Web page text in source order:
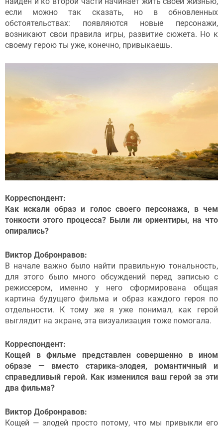
если можно так сказать, но в обновленных
обстоятельствах: появляются новые персонажи,
возникают свои правила игры, развитие сюжета. Но к
своему герою ты уже, конечно, привыкаешь.
Корреспондент:
Как искали образ и голос своего персонажа, в чем
тонкости этого процесса? Были ли ориентиры, на что
опирались?
Виктор Добронравов:
В начале важно было найти правильную тональность,
для этого было много обсуждений перед записью с
режиссером, именно у него сформирована общая
картина будущего фильма и образ каждого героя по
отдельности. К тому же я уже понимал, как герой
выглядит на экране, эта визуализация тоже помогала.
Корреспондент:
Кощей в фильме представлен совершенно в ином
образе — вместо старика-злодея, романтичный и
справедливый герой. Как изменился ваш герой за эти
два фильма?
Виктор Добронравов:
Кощей — злодей просто потому, что мы привыкли его